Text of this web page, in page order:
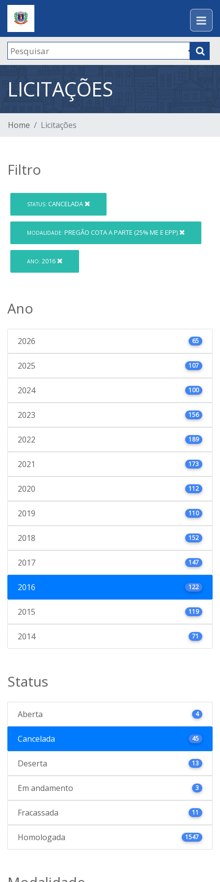
LICITAÇÕES
Home Licitações
Filtro
STATUS: CANCELADA
MODALIDADE: PREGÃO COTA A PARTE (25% ME E EPP)
ANO: 2016
Ano
2026 65
2025 107
2024 100
2023 156
2022 189
2021 173
2020 112
2019 110
2018 152
2017 147
2016 122
2015 119
2014 71
Status
Aberta 4
Cancelada 45
Deserta 13
Em andamento 3
Fracassada 11
Homologada 1547